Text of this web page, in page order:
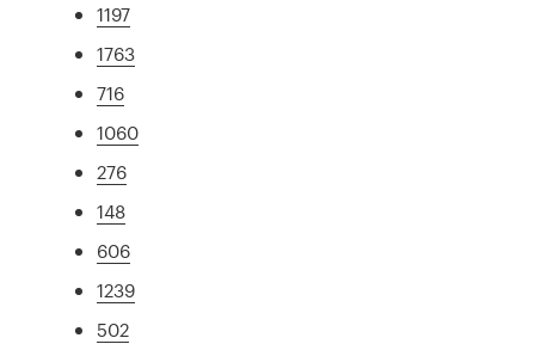
1197
1763
716
1060
276
148
606
1239
502